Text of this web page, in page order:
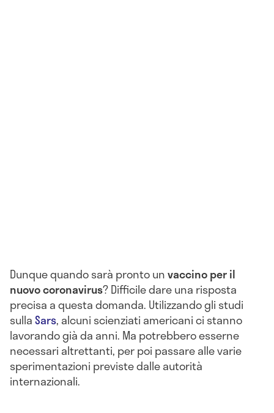
Dunque quando sarà pronto unvaccino per il
nuovo coronavirus? Difficile dare una risposta
precisa a questa domanda. Utilizzando gli studi
sullaSars, alcuni scienziati americani ci stanno
lavorando già da anni. Ma potrebbero esserne
necessari altrettanti, per poi passare alle varie
sperimentazioni previste dalle autorità
internazionali.